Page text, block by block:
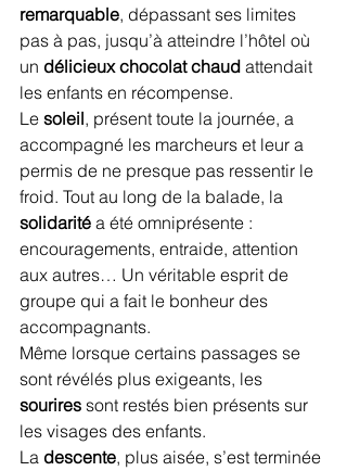
remarquable, dépassant ses limites
pas à pas, jusqu’à atteindre l’hôtel où
un délicieux chocolat chaud attendait
les enfants en récompense.
Le soleil, présent toute la journée, a
accompagné les marcheurs et leur a
permis de ne presque pas ressentir le
froid. Tout au long de la balade, la
solidarité a été omniprésente :
encouragements, entraide, attention
aux autres… Un véritable esprit de
groupe qui a fait le bonheur des
accompagnants.
Même lorsque certains passages se
sont révélés plus exigeants, les
sourires sont restés bien présents sur
les visages des enfants.
La descente, plus aisée, s’est terminée